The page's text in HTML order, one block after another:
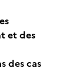
et des
des cas